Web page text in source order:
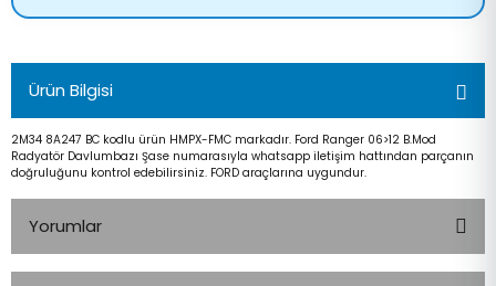
Ürün Bilgisi
2M34 8A247 BC kodlu ürün HMPX-FMC markadır. Ford Ranger 06>12 B.Mod
Radyatör Davlumbazı Şase numarasıyla whatsapp iletişim hattından parçanın
doğruluğunu kontrol edebilirsiniz. FORD araçlarına uygundur.
Yorumlar